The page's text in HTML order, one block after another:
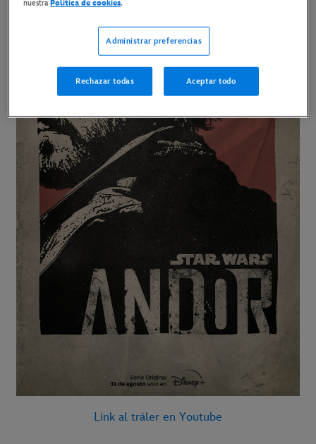
Link al tráler en Youtube
nuestraPolítica de cookies.
Administrar preferencias
Rechazar todas Aceptar todo